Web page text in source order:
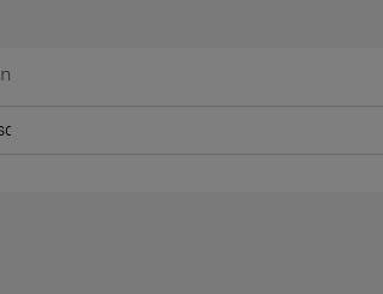
zum Kündigungsschutz bei Mutterschaft